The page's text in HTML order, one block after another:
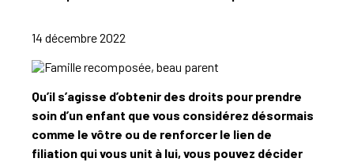
14 décembre 2022
Qu’il s’agisse d’obtenir des droits pour prendre
soin d’un enfant que vous considérez désormais
comme le vôtre ou de renforcer le lien de
filiation qui vous unit à lui, vous pouvez décider